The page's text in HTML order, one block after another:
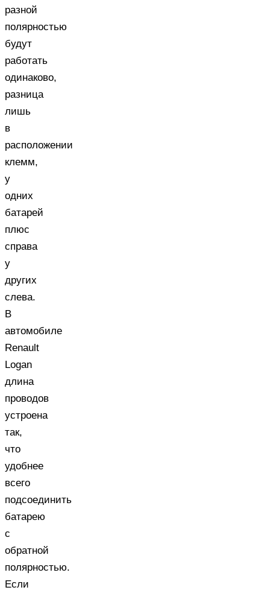
разной
полярностью
будут
работать
одинаково,
разница
лишь
в
расположении
клемм,
у
одних
батарей
плюс
справа
у
других
слева.
В
автомобиле
Renault
Logan
длина
проводов
устроена
так,
что
удобнее
всего
подсоединить
батарею
с
обратной
полярностью.
Если